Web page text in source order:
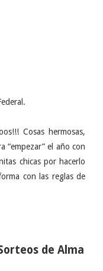
Cosas hermosas,
“empezar” el año con
chicas por hacerlo
con las reglas de
de Alma